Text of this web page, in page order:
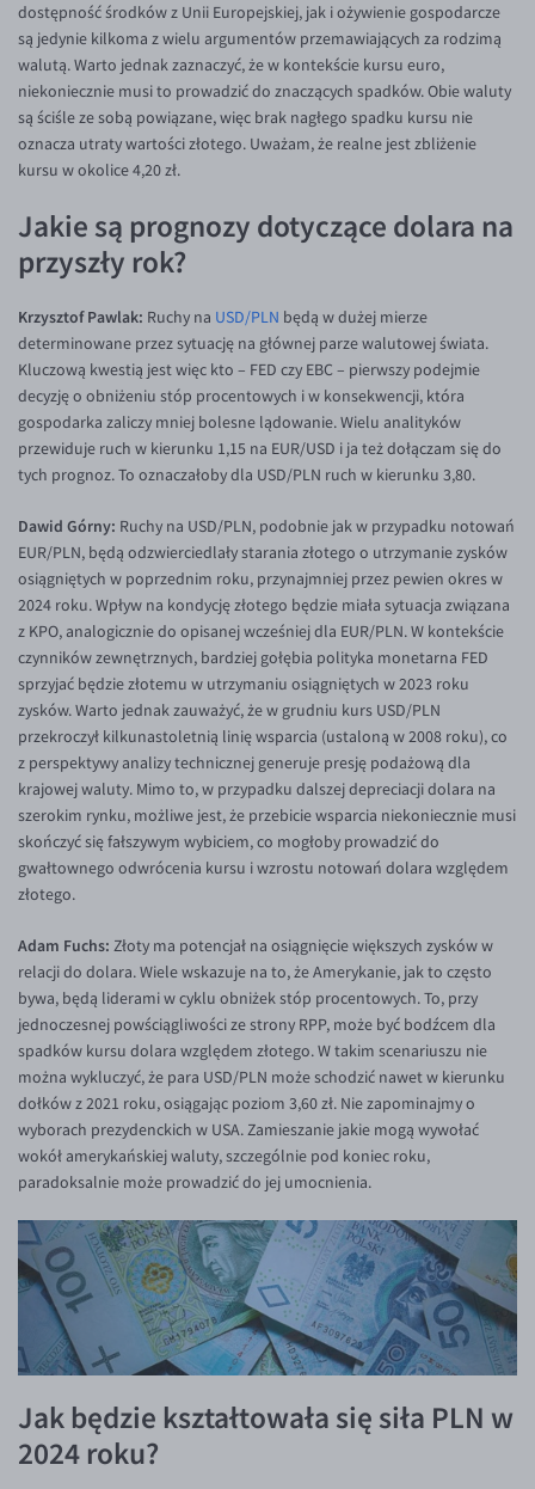
dostępność środków z Unii Europejskiej, jak i ożywienie gospodarcze
są jedynie kilkoma z wielu argumentów przemawiających za rodzimą
walutą. Warto jednak zaznaczyć, że w kontekście kursu euro,
niekoniecznie musi to prowadzić do znaczących spadków. Obie waluty
są ściśle ze sobą powiązane, więc brak nagłego spadku kursu nie
oznacza utraty wartości złotego. Uważam, że realne jest zbliżenie
kursu w okolice 4,20 zł.
Jakie są prognozy dotyczące dolara na
przyszły rok?
Krzysztof Pawlak: Ruchy na USD/PLN będą w dużej mierze
determinowane przez sytuację na głównej parze walutowej świata.
Kluczową kwestią jest więc kto – FED czy EBC – pierwszy podejmie
decyzję o obniżeniu stóp procentowych i w konsekwencji, która
gospodarka zaliczy mniej bolesne lądowanie. Wielu analityków
przewiduje ruch w kierunku 1,15 na EUR/USD i ja też dołączam się do
tych prognoz. To oznaczałoby dla USD/PLN ruch w kierunku 3,80.
Dawid Górny: Ruchy na USD/PLN, podobnie jak w przypadku notowań
EUR/PLN, będą odzwierciedlały starania złotego o utrzymanie zysków
osiągniętych w poprzednim roku, przynajmniej przez pewien okres w
2024 roku. Wpływ na kondycję złotego będzie miała sytuacja związana
z KPO, analogicznie do opisanej wcześniej dla EUR/PLN. W kontekście
czynników zewnętrznych, bardziej gołębia polityka monetarna FED
sprzyjać będzie złotemu w utrzymaniu osiągniętych w 2023 roku
zysków. Warto jednak zauważyć, że w grudniu kurs USD/PLN
przekroczył kilkunastoletnią linię wsparcia (ustaloną w 2008 roku), co
z perspektywy analizy technicznej generuje presję podażową dla
krajowej waluty. Mimo to, w przypadku dalszej depreciacji dolara na
szerokim rynku, możliwe jest, że przebicie wsparcia niekoniecznie musi
skończyć się fałszywym wybiciem, co mogłoby prowadzić do
gwałtownego odwrócenia kursu i wzrostu notowań dolara względem
złotego.
Adam Fuchs: Złoty ma potencjał na osiągnięcie większych zysków w
relacji do dolara. Wiele wskazuje na to, że Amerykanie, jak to często
bywa, będą liderami w cyklu obniżek stóp procentowych. To, przy
jednoczesnej powściągliwości ze strony RPP, może być bodźcem dla
spadków kursu dolara względem złotego. W takim scenariuszu nie
można wykluczyć, że para USD/PLN może schodzić nawet w kierunku
dołków z 2021 roku, osiągając poziom 3,60 zł. Nie zapominajmy o
wyborach prezydenckich w USA. Zamieszanie jakie mogą wywołać
wokół amerykańskiej waluty, szczególnie pod koniec roku,
paradoksalnie może prowadzić do jej umocnienia.
Jak będzie kształtowała się siła PLN w
2024 roku?